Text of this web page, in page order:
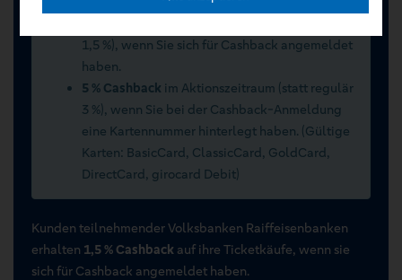
1,5 %), wenn Sie sich für Cashback angemeldet
haben.
5 % Cashback im Aktionszeitraum (statt regulär
3 %), wenn Sie bei der Cashback-Anmeldung
eine Kartennummer hinterlegt haben. (Gültige
Karten: BasicCard, ClassicCard, GoldCard,
DirectCard, girocard Debit)
Kunden teilnehmender Volksbanken Raiffeisenbanken
erhalten 1,5 % Cashback auf ihre Ticketkäufe, wenn sie
sich für Cashback angemeldet haben.